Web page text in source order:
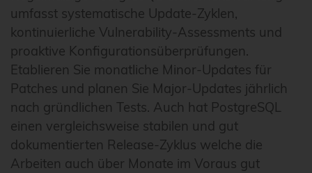
umfasst systematische Update-Zyklen,
kontinuierliche Vulnerability-Assessments und
proaktive Konfigurationsüberprüfungen.
Etablieren Sie monatliche Minor-Updates für
Patches und planen Sie Major-Updates jährlich
nach gründlichen Tests. Auch hat PostgreSQL
einen vergleichsweise stabilen und gut
dokumentierten Release-Zyklus welche die
Arbeiten auch über Monate im Voraus gut